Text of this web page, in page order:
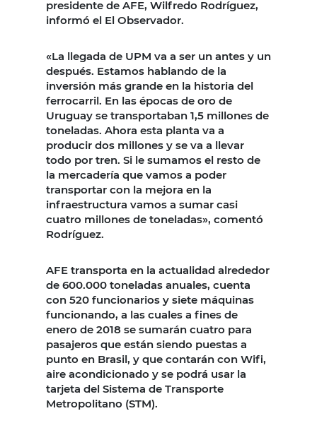
presidente de AFE, Wilfredo Rodríguez,
informó el El Observador.
«La llegada de UPM va a ser un antes y un
después. Estamos hablando de la
inversión más grande en la historia del
ferrocarril. En las épocas de oro de
Uruguay se transportaban 1,5 millones de
toneladas. Ahora esta planta va a
producir dos millones y se va a llevar
todo por tren. Si le sumamos el resto de
la mercadería que vamos a poder
transportar con la mejora en la
infraestructura vamos a sumar casi
cuatro millones de toneladas», comentó
Rodríguez.
AFE transporta en la actualidad alrededor
de 600.000 toneladas anuales, cuenta
con 520 funcionarios y siete máquinas
funcionando, a las cuales a fines de
enero de 2018 se sumarán cuatro para
pasajeros que están siendo puestas a
punto en Brasil, y que contarán con Wifi,
aire acondicionado y se podrá usar la
tarjeta del Sistema de Transporte
Metropolitano (STM).